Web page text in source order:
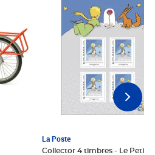
La Poste
Collector 4 timbres - Le Petit